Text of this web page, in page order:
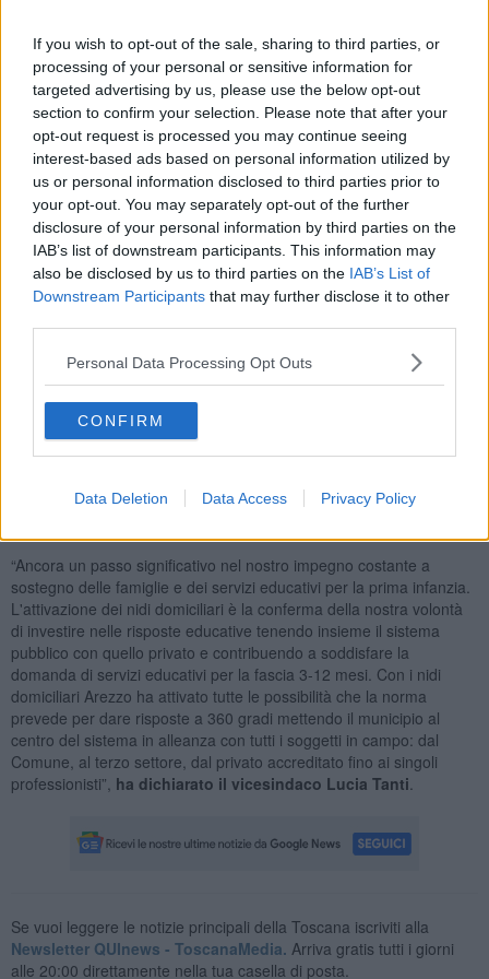
If you wish to opt-out of the sale, sharing to third parties, or
processing of your personal or sensitive information for
targeted advertising by us, please use the below opt-out
section to confirm your selection. Please note that after your
opt-out request is processed you may continue seeing
interest-based ads based on personal information utilized by
us or personal information disclosed to third parties prior to
your opt-out. You may separately opt-out of the further
disclosure of your personal information by third parties on the
IAB’s list of downstream participants. This information may
also be disclosed by us to third parties on the IAB’s List of
Downstream Participants that may further disclose it to other
Personal Data Processing Opt Outs
CONFIRM
Data Deletion Data Access Privacy Policy
delle spese per l'anno educativo 2025/2026 con uno stanziamento
complessivo di 18.000 euro. Possono partecipare all’avviso
pubblico (consultabile al link
https://www.comune.arezzo.it/avviso-pubblico-avvi...persone
fisiche o giuridiche, singolarmente o in associazione, in possesso
dei requisiti di onorabilità e disponibilità di locali ad uso abitativo
valutati adeguati alla funzione di nido domiciliare.
La selezione avverrà in due fasi - entrambe con assegnazione di
punteggio -, una prima fase per l'individuazione dei partecipanti ai
contributi economici, sulla base di una valutazione dei progetti
presentati e valutati da una commissione appositamente nominata.
La somma dei punteggi delle due fasi individuerà gli ammessi al
contributo economico, fino ad esaurimento fondi. Saranno ammessi
ai contributi solo i soggetti che avranno partecipato ai percorsi
formativi e ottenuto un punteggio complessivo superiore a 50 punti,
massimo di soggetti che potranno partecipare al percorso di
formazione e supporto all'avvio di un servizio di nido domiciliare è
“Ancora un passo significativo nel nostro impegno costante a
sostegno delle famiglie e dei servizi educativi per la prima infanzia.
L'attivazione dei nidi domiciliari è la conferma della nostra volontà
di investire nelle risposte educative tenendo insieme il sistema
pubblico con quello privato e contribuendo a soddisfare la
domanda di servizi educativi per la fascia 3-12 mesi. Con i nidi
domiciliari Arezzo ha attivato tutte le possibilità che la norma
prevede per dare risposte a 360 gradi mettendo il municipio al
centro del sistema in alleanza con tutti i soggetti in campo: dal
Comune, al terzo settore, dal privato accreditato fino ai singoli
professionisti”, ha dichiarato il vicesindaco Lucia Tanti
Se vuoi leggere le notizie principali della Toscana iscriviti alla
Newsletter QUInews - ToscanaMedia. Arriva gratis tutti i giorni
alle 20:00 direttamente nella tua casella di posta.